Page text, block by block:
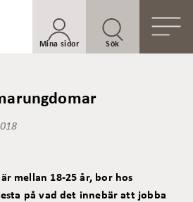
Mina sidor Sök
mellan 18-25 år, bor hos
på vad det innebär att jobba